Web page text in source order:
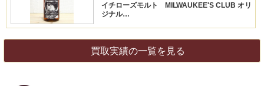
イチローズモルト MILWAUKEE'S CLUB オリ
ジナル…
買取実績の一覧を見る